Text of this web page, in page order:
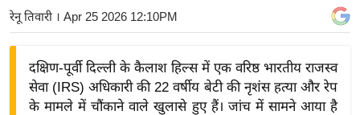
ज़
ने
द्यो
रेनू तिवारी । Apr 25 2026 12:10PM
दक्षिण-पूर्वी दिल्ली के कैलाश हिल्स में एक वरिष्ठ भारतीय राजस्व
सेवा (IRS) अधिकारी की 22 वर्षीय बेटी की नृशंस हत्या और रेप
के मामले में चौंकाने वाले खुलासे हुए हैं। जांच में सामने आया है